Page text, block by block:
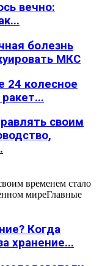
вечно:
болезнь
МКС
24 колесное
своим
временем стало
миреГлавные
Когда
хранение...